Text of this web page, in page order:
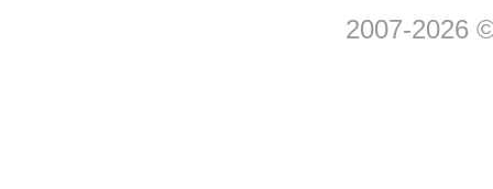
2007-2026